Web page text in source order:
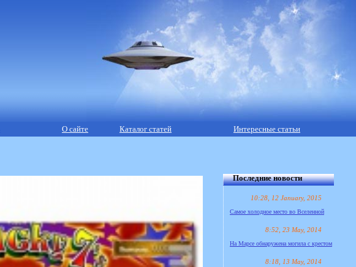
О сайте Каталог статей Интересные статьи
Последние новости
10:28, 12 January, 2015
Самое холодное место во Вселенной
8:52, 23 May, 2014
На Марсе обнаружена могила с крестом
8:18, 13 May, 2014